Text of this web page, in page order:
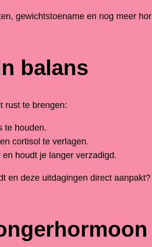
gewichtstoename en nog meer
balans
rust te brengen:
te houden.
cortisol te verlagen.
houdt je langer verzadigd.
en deze uitdagingen direct aanpakt?